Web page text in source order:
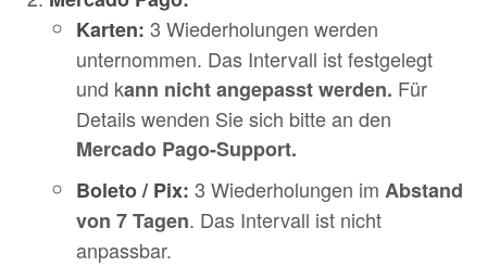
Karten: 3 Wiederholungen werden
unternommen. Das Intervall ist festgelegt
und kann nicht angepasst werden. Für
Details wenden Sie sich bitte an den
Mercado Pago-Support.
Boleto / Pix: 3 Wiederholungen im Abstand
von 7 Tagen. Das Intervall ist nicht
anpassbar.